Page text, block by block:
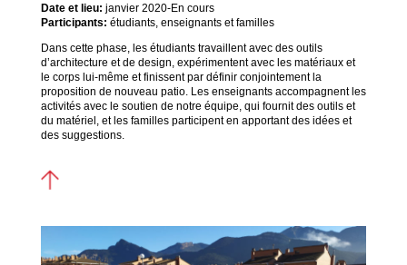
Date et lieu: janvier 2020-En cours
Participants: étudiants, enseignants et familles
Dans cette phase, les étudiants travaillent avec des outils
d’architecture et de design, expérimentent avec les matériaux et
le corps lui-même et finissent par définir conjointement la
proposition de nouveau patio. Les enseignants accompagnent les
activités avec le soutien de notre équipe, qui fournit des outils et
du matériel, et les familles participent en apportant des idées et
des suggestions.